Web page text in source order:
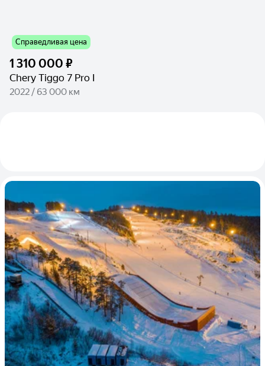
Справедливая цена
1 310 000 ₽
Chery Tiggo 7 Pro I
2022 / 63 000 км